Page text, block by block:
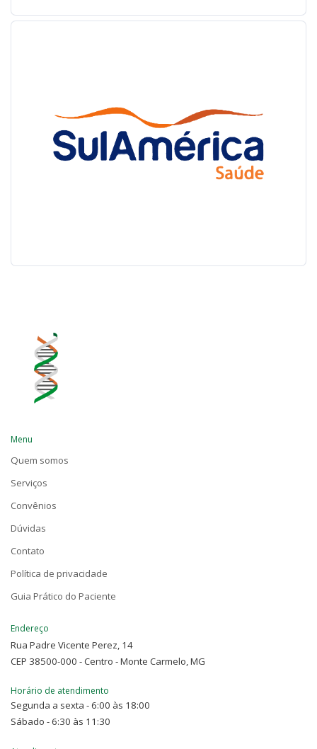
Menu
Quem somos
Serviços
Convênios
Dúvidas
Contato
Política de privacidade
Guia Prático do Paciente
Endereço
Rua Padre Vicente Perez, 14
CEP 38500-000 - Centro - Monte Carmelo, MG
Horário de atendimento
Segunda a sexta - 6:00 às 18:00
Sábado - 6:30 às 11:30